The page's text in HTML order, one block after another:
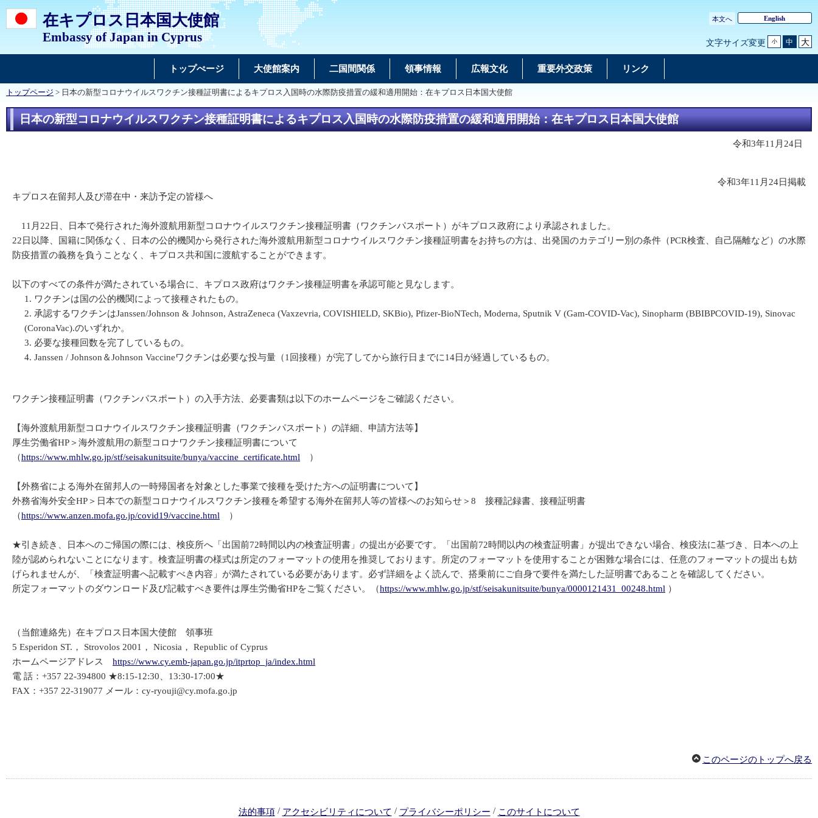
在キプロス日本国大使館
Embassy of Japan in Cyprus
本文へ English
文字サイズ変更 小 中 大
トップぺージ 大使館案内 二国間関係 領事情報 広報文化 重要外交政策 リンク
トップページ > 日本の新型コロナウイルスワクチン接種証明書によるキプロス入国時の水際防疫措置の緩和適用開始：在キプロス日本国大使館
日本の新型コロナウイルスワクチン接種証明書によるキプロス入国時の水際防疫措置の緩和適用開始：在キプロス日本国大使館
令和3年11月24日
令和3年11月24日掲載
キプロス在留邦人及び滞在中・来訪予定の皆様へ
11月22日、日本で発行された海外渡航用新型コロナウイルスワクチン接種証明書（ワクチンパスポート）がキプロス政府により承認されました。
22日以降、国籍に関係なく、日本の公的機関から発行された海外渡航用新型コロナウイルスワクチン接種証明書をお持ちの方は、出発国のカテゴリー別の条件（PCR検査、自己隔離など）の水際
防疫措置の義務を負うことなく、キプロス共和国に渡航することができます。
以下のすべての条件が満たされている場合に、キプロス政府はワクチン接種証明書を承認可能と見なします。
ワクチンは国の公的機関によって接種されたもの。
承認するワクチンはJanssen/Johnson & Johnson, AstraZeneca (Vaxzevria, COVISHIELD, SKBio), Pfizer-BioNTech, Moderna, Sputnik V (Gam-COVID-Vac), Sinopharm (BBIBPCOVID-19), Sinovac
(CoronaVac).のいずれか。
必要な接種回数を完了しているもの。
Janssen / Johnson＆Johnson Vaccineワクチンは必要な投与量（1回接種）が完了してから旅行日までに14日が経過しているもの。
ワクチン接種証明書（ワクチンパスポート）の入手方法、必要書類は以下のホームページをご確認ください。
【海外渡航用新型コロナウイルスワクチン接種証明書（ワクチンパスポート）の詳細、申請方法等】
厚生労働省HP＞海外渡航用の新型コロナワクチン接種証明書について
（https://www.mhlw.go.jp/stf/seisakunitsuite/bunya/vaccine_certificate.html ）
【外務省による海外在留邦人の一時帰国者を対象とした事業で接種を受けた方への証明書について】
外務省海外安全HP＞日本での新型コロナウイルスワクチン接種を希望する海外在留邦人等の皆様へのお知らせ＞8 接種記録書、接種証明書
（https://www.anzen.mofa.go.jp/covid19/vaccine.html ）
★引き続き、日本へのご帰国の際には、検疫所へ「出国前72時間以内の検査証明書」の提出が必要です。「出国前72時間以内の検査証明書」が提出できない場合、検疫法に基づき、日本への上
陸が認められないことになります。検査証明書の様式は所定のフォーマットの使用を推奨しております。所定のフォーマットを使用することが困難な場合には、任意のフォーマットの提出も妨
げられませんが、「検査証明書へ記載すべき内容」が満たされている必要があります。必ず詳細をよく読んで、搭乗前にご自身で要件を満たした証明書であることを確認してください。
所定フォーマットのダウンロード及び記載すべき要件は厚生労働省HPをご覧ください。（https://www.mhlw.go.jp/stf/seisakunitsuite/bunya/0000121431_00248.html ）
（当館連絡先）在キプロス日本国大使館 領事班
5 Esperidon ST.， Strovolos 2001， Nicosia， Republic of Cyprus
ホームページアドレス https://www.cy.emb-japan.go.jp/itprtop_ja/index.html
電 話：+357 22-394800 ★8:15-12:30、13:30-17:00★
FAX：+357 22-319077 メール：cy-ryouji@cy.mofa.go.jp
このページのトップへ戻る
法的事項 / アクセシビリティについて / プライバシーポリシー / このサイトについて